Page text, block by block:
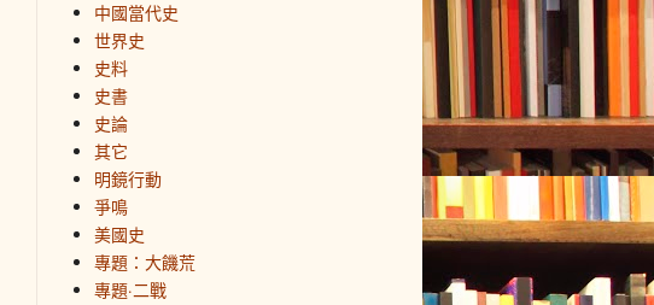
中國當代史
世界史
史料
史書
史論
其它
明鏡行動
爭鳴
美國史
專題：大饑荒
專題·二戰